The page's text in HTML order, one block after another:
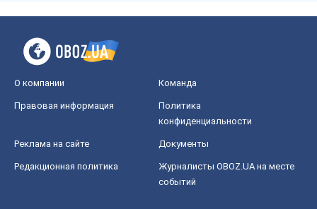
О компании Команда
Правовая информация
Политика
конфиденциальности
Реклама на сайте Документы
Редакционная политика
Журналисты OBOZ.UA на месте
событий